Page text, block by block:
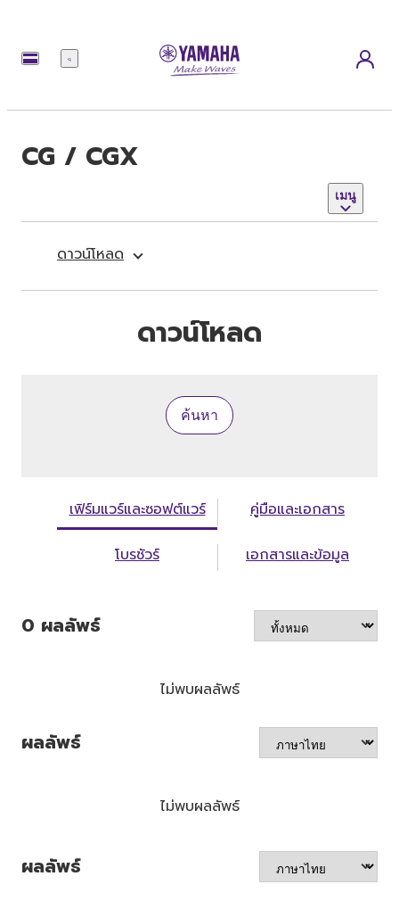
เมนู
CG / CGX
เมนู
ดาวน์โหลด
ดาวน์โหลด
ค้นหา
เฟิร์มแวร์และซอฟต์แวร์ คู่มือและเอกสาร
โบรชัวร์ เอกสารและข้อมูล
0 ผลลัพธ์
ไม่พบผลลัพธ์
ผลลัพธ์
ไม่พบผลลัพธ์
ผลลัพธ์